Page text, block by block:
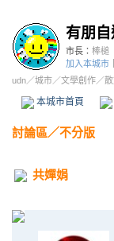
有朋
市長： 棒槌
加入本城市
udn／城市／文學創作／
本城市首頁
討論區／不分版
共嬋娟